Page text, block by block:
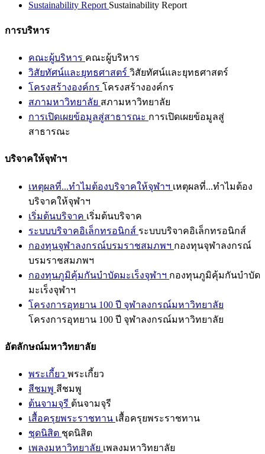
Sustainability Report Sustainability Report
การบริหาร
คณะผู้บริหาร คณะผู้บริหาร
วิสัยทัศน์และยุทธศาสตร์ วิสัยทัศน์และยุทธศาสตร์
โครงสร้างองค์กร โครงสร้างองค์กร
สภามหาวิทยาลัย สภามหาวิทยาลัย
การเปิดเผยข้อมูลสู่สาธารณะ การเปิดเผยข้อมูลสู่
สาธารณะ
บริจาคให้จุฬาฯ
เหตุผลที่...ทำไมต้องบริจาคให้จุฬาฯ เหตุผลที่...ทำไมต้อง
บริจาคให้จุฬาฯ
เริ่มต้นบริจาค เริ่มต้นบริจาค
ระบบบริจาคอิเล็กทรอนิกส์ ระบบบริจาคอิเล็กทรอนิกส์
กองทุนจุฬาลงกรณ์บรมราชสมภพฯ กองทุนจุฬาลงกรณ์
บรมราชสมภพฯ
กองทุนภูมิคุ้มกันบำบัดมะเร็งจุฬาฯ กองทุนภูมิคุ้มกันบำบัด
มะเร็งจุฬาฯ
โครงการอุทยาน 100 ปี จุฬาลงกรณ์มหาวิทยาลัย
โครงการอุทยาน 100 ปี จุฬาลงกรณ์มหาวิทยาลัย
อัตลักษณ์มหาวิทยาลัย
พระเกี้ยว พระเกี้ยว
สีชมพู สีชมพู
ต้นจามจุรี ต้นจามจุรี
เสื้อครุยพระราชทาน เสื้อครุยพระราชทาน
ชุดนิสิต ชุดนิสิต
เพลงมหาวิทยาลัย เพลงมหาวิทยาลัย